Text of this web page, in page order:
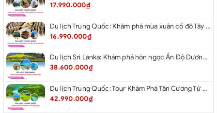
17.990.000₫
Du lịch Trung Quốc: Khám phá mùa xuân cố đô Tây An từ Hà Nội 2026
16.990.000₫
Du lịch Sri Lanka: Khám phá hòn ngọc Ấn Độ Dương 2026
38.600.000₫
Du lịch Trung Quốc: Tour Khám Phá Tân Cương Từ Hà Nội 2026
42.990.000₫